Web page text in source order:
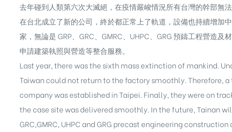
去年碰到人類第六次大滅絕，在疫情嚴峻情況所有台灣的幹部無
在台北成立了新的公司，終於都正常上了軌道，設備也持續增加
家，無論是 GRP、GRC、GMRC、UHPC、GRG 預鑄工程營造
申請建築執照與營造等整合服務。
Last year, there was the sixth mass extinction of mankind.
Taiwan could not return to the factory smoothly. Therefore,
company was established in Taipei. Finally, they were on
the case site was delivered smoothly. In the future, Tainan
GRC,GMRC, UHPC and GRG precast engineering
日本